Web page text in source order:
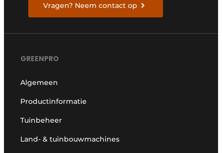
Vragen? Neem contact op
GREENPRO
Algemeen
Productinformatie
Tuinbeheer
Land- & tuinbouwmachines